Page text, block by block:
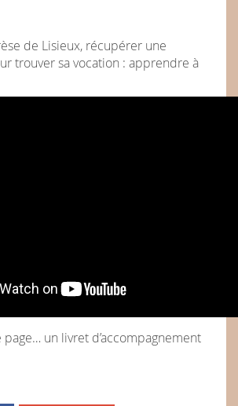
de Lisieux, récupérer une
trouver sa vocation : apprendre à
un livret d’accompagnement